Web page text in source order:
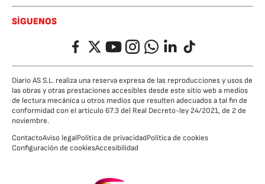
SÍGUENOS
FacebookTwitterYouTubeInstagramWhatsappLinkedIn
TikTok
Diario AS S.L. realiza una reserva expresa de las reproducciones y usos de
las obras y otras prestaciones accesibles desde este sitio web a medios
de lectura mecánica u otros medios que resulten adecuados a tal fin de
conformidad con el artículo 67.3 del Real Decreto-ley 24/2021, de 2 de
noviembre.
ContactoAviso legalPolítica de privacidadPolítica de cookies
Configuración de cookiesAccesibilidad